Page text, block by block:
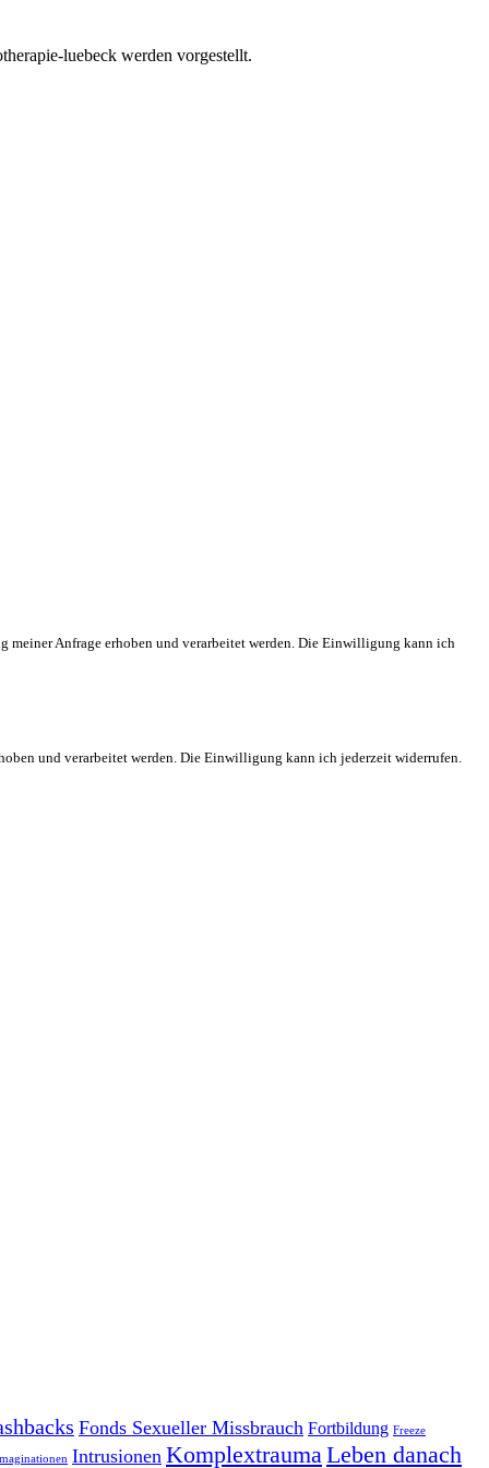
luebeck werden vorgestellt.
meiner Anfrage erhoben und verarbeitet werden. Die Einwilligung kann ich
und verarbeitet werden. Die Einwilligung kann ich jederzeit widerrufen.
Fonds Sexueller Missbrauch Fortbildung Freeze
Intrusionen Komplextrauma Leben danach